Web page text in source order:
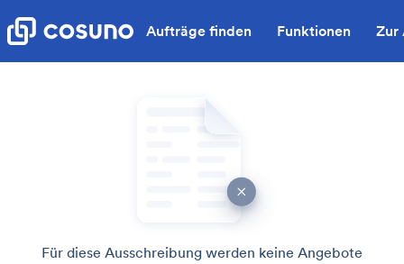
Aufträge finden Funktionen Zur
Für diese Ausschreibung werden keine Angebote